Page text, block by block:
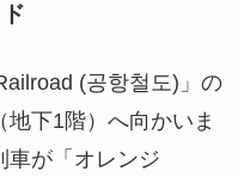
(공항철도)」の
下1階）へ向かいま
車が「オレンジ